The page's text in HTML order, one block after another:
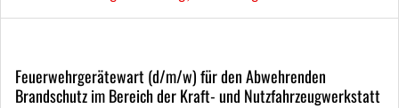
Feuerwehrgerätewart (d/m/w) für den Abwehrenden
Brandschutz im Bereich der Kraft- und Nutzfahrzeugwerkstatt